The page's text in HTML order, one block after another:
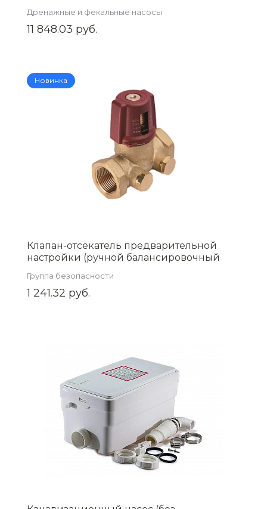
Дренажные и фекальные насосы
11 848.03 руб.
Новинка
Клапан-отсекатель предварительной
настройки (ручной балансировочный
Группа безопасности
1 241.32 руб.